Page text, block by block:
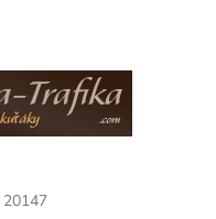
20147